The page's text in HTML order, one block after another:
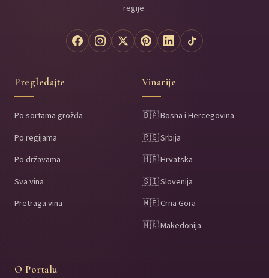
regije.
Pregledajte
Po sortama grožđa
Po regijama
Po državama
Sva vina
Pretraga vina
Vinarije
🇧🇦 Bosna i Hercegovina
🇷🇸 Srbija
🇭🇷 Hrvatska
🇸🇮 Slovenija
🇲🇪 Crna Gora
🇲🇰 Makedonija
O Portalu